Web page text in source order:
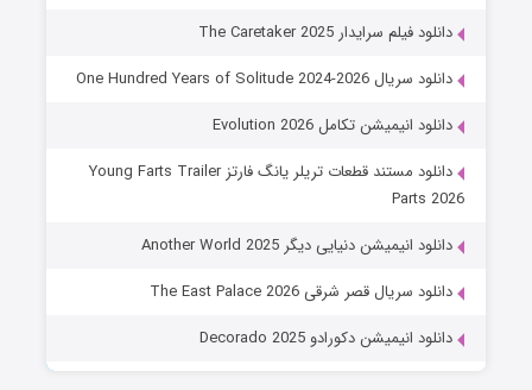
دانلود فیلم سرایدار The Caretaker 2025
دانلود سریال One Hundred Years of Solitude 2024-2026
دانلود انیمیشن تکامل Evolution 2026
دانلود مستند قطعات تریلر یانگ فارتز Young Farts Trailer
Parts 2026
دانلود انیمیشن دنیایی دیگر Another World 2025
دانلود سریال قصر شرقی The East Palace 2026
دانلود انیمیشن دکورادو Decorado 2025